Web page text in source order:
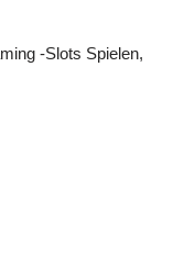
-Slots Spielen,